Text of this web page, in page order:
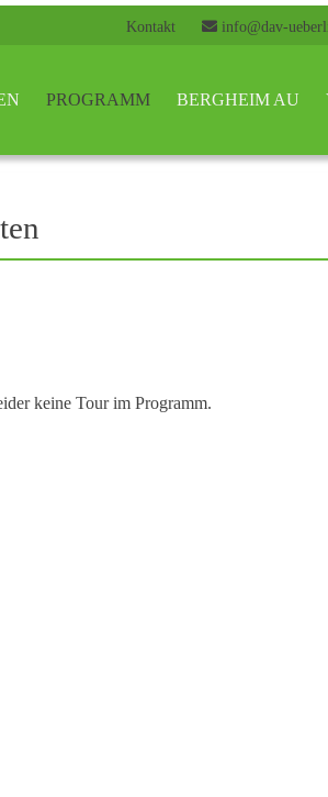
Kontakt info@dav-
PROGRAMM BERGHEIM AU
keine Tour im Programm.